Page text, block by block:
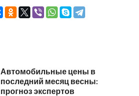
Автомобильные цены в
последний месяц весны:
прогноз экспертов